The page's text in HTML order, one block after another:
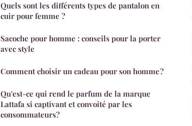
Quels sont les différents types de pantalon en
cuir pour femme ?
Sacoche pour homme : conseils pour la porter
avec style
Comment choisir un cadeau pour son homme ?
Qu'est-ce qui rend le parfum de la marque
Lattafa si captivant et convoité par les
consommateurs?